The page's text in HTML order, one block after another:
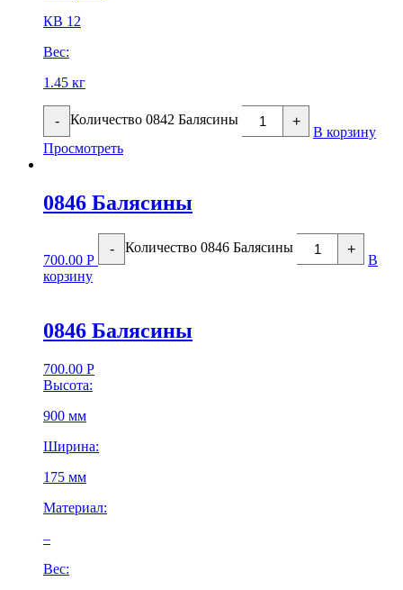
КВ 12
Вес:
1.45 кг
- Количество 0842 Балясины +
В корзину
Просмотреть
0846 Балясины
700.00 Р
- Количество 0846 Балясины +
В
корзину
0846 Балясины
700.00 Р
Высота:
900 мм
Ширина:
175 мм
Материал:
–
Вес: